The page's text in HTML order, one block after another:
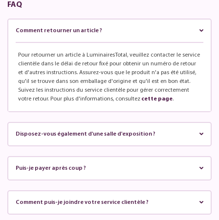
FAQ
Comment retourner un article ?
Pour retourner un article à LuminairesTotal, veuillez contacter le service
clientèle dans le délai de retour fixé pour obtenir un numéro de retour
et d'autres instructions. Assurez-vous que le produit n'a pas été utilisé,
qu'il se trouve dans son emballage d'origine et qu'il est en bon état.
Suivez les instructions du service clientèle pour gérer correctement
votre retour. Pour plus d'informations, consultez cette page.
Disposez-vous également d'une salle d'exposition ?
Puis-je payer après coup ?
Comment puis-je joindre votre service clientèle ?